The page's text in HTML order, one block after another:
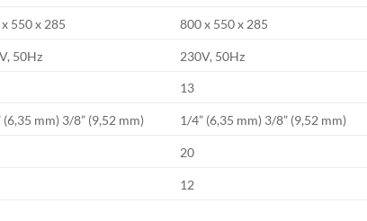
550 x 285 800 x 550 x 285
50Hz 230V, 50Hz
13
(6,35 mm) 3/8” (9,52 mm) 1/4” (6,35 mm) 3/8” (9,52 mm)
20
12